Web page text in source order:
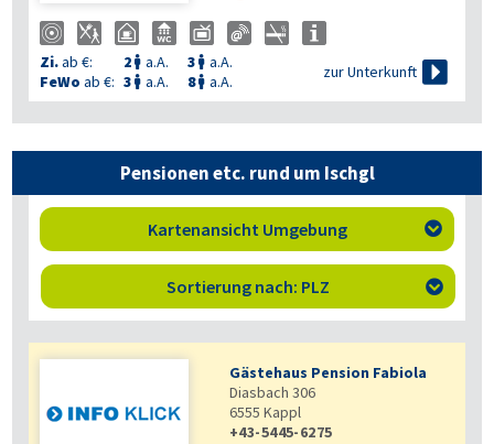
Zi.ab €: 2  a.A. 3  a.A.
FeWo ab €: 3  a.A. 8 a.A.
zur Unterkunft 
Pensionen etc. rund um Ischgl
Kartenansicht Umgebung 
Sortierung nach: PLZ 
Gästehaus Pension Fabiola
Diasbach 306
6555 Kappl
+43-5445-6275